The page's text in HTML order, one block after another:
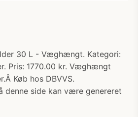
30 L - Væghængt. Kategori:
Pris: 1770.00 kr. Væghængt
Køb hos DBVVS.
denne side kan være genereret